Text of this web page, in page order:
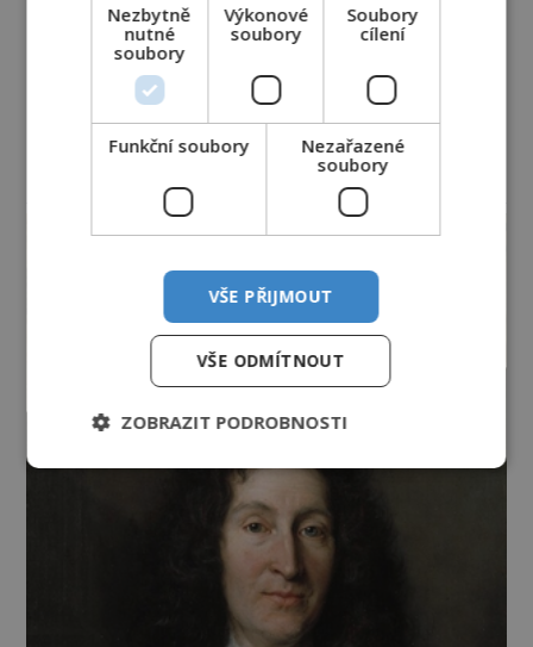
Nezbytně
nutné
soubory
Výkonové
soubory
Soubory
cílení
Funkční soubory
Nezařazené
soubory
VŠE PŘIJMOUT
VŠE ODMÍTNOUT
ZOBRAZIT PODROBNOSTI